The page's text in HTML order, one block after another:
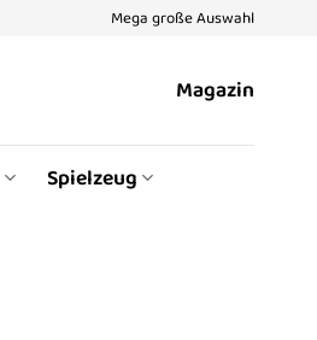
Mega große Auswahl
Magazin
Spielzeug